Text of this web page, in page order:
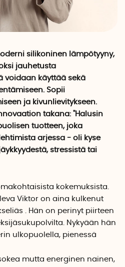
silikoninen lämpötyyny,
jauhetusta
voidaan käyttää sekä
Sopii
ja kivunlievitykseen.
takana: "Halusin
tuotteen, joka
arjessa - oli kyse
stressistä tai
kokemuksista.
Viktor on aina kulkenut
. Hän on perinyt piirteen
Nykyään hän
ulkopuolella, pienessä
mutta energinen nainen,